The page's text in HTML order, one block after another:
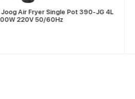
Air Fryer Single Pot 390-JG 4L
220V 50/60Hz